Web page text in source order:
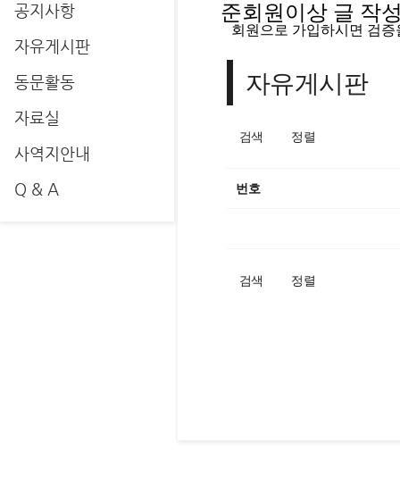
공지사항
자유게시판
동문활동
자료실
사역지안내
Q & A
준회원이상 글 작
회원으로 가입하시면 검
자유게시판
검색 정렬
번호
검색 정렬